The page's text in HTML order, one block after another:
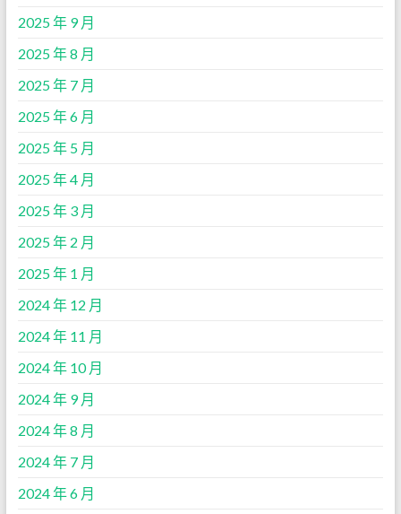
2025 年 9 月
2025 年 8 月
2025 年 7 月
2025 年 6 月
2025 年 5 月
2025 年 4 月
2025 年 3 月
2025 年 2 月
2025 年 1 月
2024 年 12 月
2024 年 11 月
2024 年 10 月
2024 年 9 月
2024 年 8 月
2024 年 7 月
2024 年 6 月